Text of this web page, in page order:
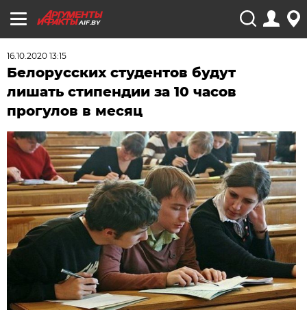
AIF.BY
16.10.2020 13:15
Белорусских студентов будут
лишать стипендии за 10 часов
прогулов в месяц